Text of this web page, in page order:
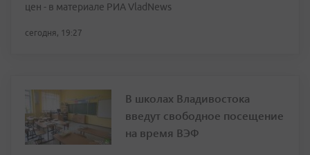
цен - в материале РИА VladNews
сегодня, 19:27
В школах Владивостока
введут свободное посещение
на время ВЭФ